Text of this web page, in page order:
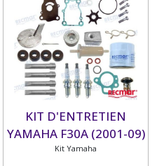
KIT D'ENTRETIEN
YAMAHA F30A (2001-09)
Kit Yamaha